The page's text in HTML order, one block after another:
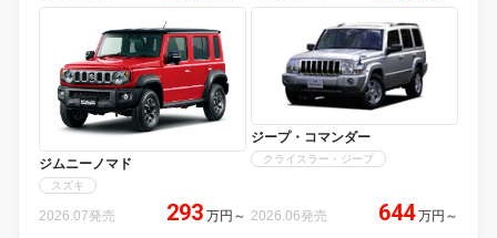
ジムニーノマド
スズキ
2026.07発売 293 万円 ～
ジープ・コマンダー
クライスラー・ジープ
2026.06発売 644万円 ～